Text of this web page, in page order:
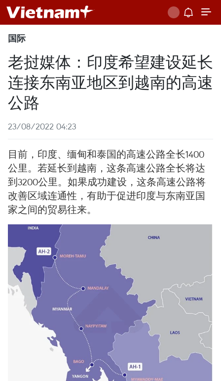
国际
老挝媒体：印度希望建设延长
连接东南亚地区到越南的高速
公路
23/08/2022 04:23
目前，印度、缅甸和泰国的高速公路全长1400
公里。若延长到越南，这条高速公路全长将达
到3200公里。如果成功建设，这条高速公路将
改善区域连通性，有助于促进印度与东南亚国
家之间的贸易往来。